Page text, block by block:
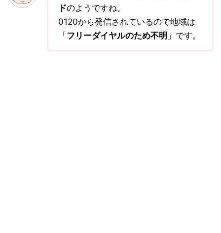
ドのようですね。
0120から発信されているので地域は
「 フリーダイヤルのため不明 」です。